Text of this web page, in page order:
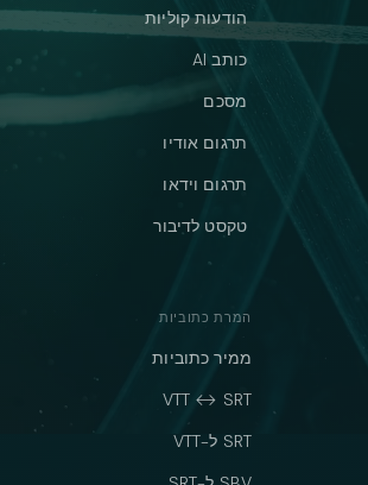
הודעות קוליות
כותב AI
מסכם
תרגום אודיו
תרגום וידאו
טקסט לדיבור
המרת כתוביות
ממיר כתוביות
VTT ↔ SRT
SRT ל-VTT